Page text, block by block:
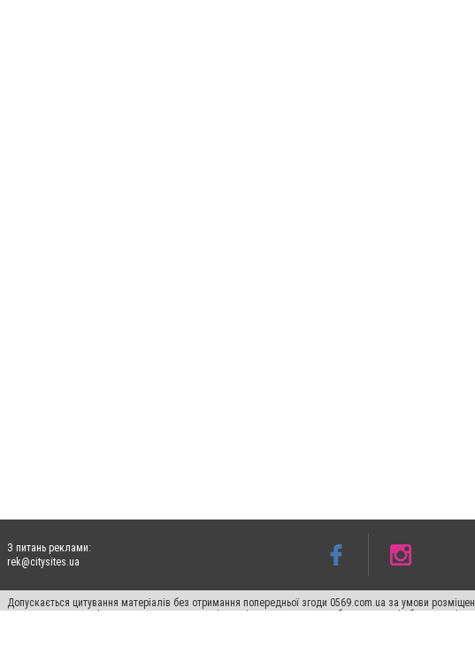
З питань реклами:
rek@citysites.ua
Допускається цитування матеріалів без отримання попередньої згоди 0569.com.ua за умови
пошукових систем гіперпосилання на цитовані статті не нижче другого абзацу в тексті або в